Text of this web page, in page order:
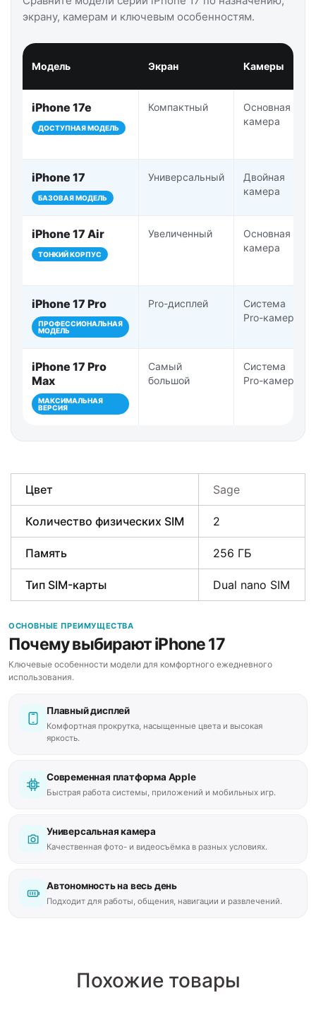
экрану, камерам и ключевым особенностям.
Модель Экран Камеры
iPhone 17e
ДОСТУПНАЯ МОДЕЛЬ
Компактный
Основная
камера
iPhone 17
БАЗОВАЯ МОДЕЛЬ
Универсальный
Двойная
камера
iPhone 17 Air
ТОНКИЙ КОРПУС
Увеличенный
Основная
камера
iPhone 17 Pro
ПРОФЕССИОНАЛЬНАЯ
МОДЕЛЬ
Pro-дисплей
Система
Pro-камер
iPhone 17 Pro
Max
МАКСИМАЛЬНАЯ
ВЕРСИЯ
Самый
большой
Система
Pro-камер
Цвет Sage
Количество физических SIM 2
Память 256 ГБ
Тип SIM-карты Dual nano SIM
ОСНОВНЫЕ ПРЕИМУЩЕСТВА
Почему выбирают iPhone 17
Ключевые особенности модели для комфортного ежедневного
использования.
Плавный дисплей
Комфортная прокрутка, насыщенные цвета и высокая
яркость.
Современная платформа Apple
Быстрая работа системы, приложений и мобильных игр.
Универсальная камера
Качественная фото- и видеосъёмка в разных условиях.
Автономность на весь день
Подходит для работы, общения, навигации и развлечений.
Похожие товары